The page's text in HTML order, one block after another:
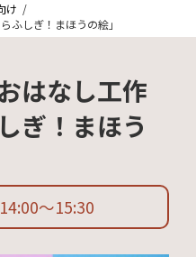
け
ふしぎ！まほうの絵」
はなし工作
ぎ！まほう
14:00〜15:30